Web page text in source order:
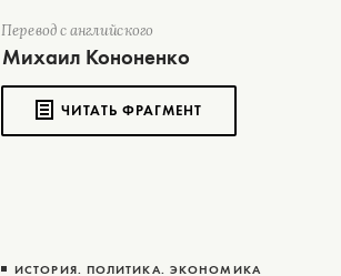
Перевод с английского
Михаил Кононенко
ЧИТАТЬ ФРАГМЕНТ
ИСТОРИЯ. ПОЛИТИКА. ЭКОНОМИКА